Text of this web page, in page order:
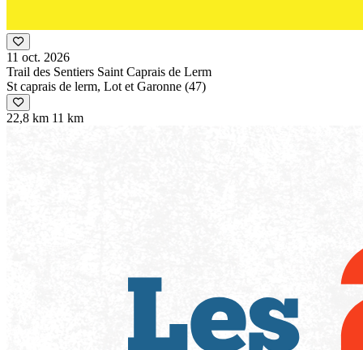
11 oct. 2026
Trail des Sentiers Saint Caprais de Lerm
St caprais de lerm, Lot et Garonne (47)
22,8 km 11 km